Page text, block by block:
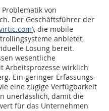
von
Der Geschäftsführer der
), die mobile
anbietet,
Lösung bereit.
wesentliche
Arbeitsprozesse wirklich
Ein geringer Erfassungs-
eine zügige Verfügbarkeit
unerlässlich, damit die
für das Unternehmen